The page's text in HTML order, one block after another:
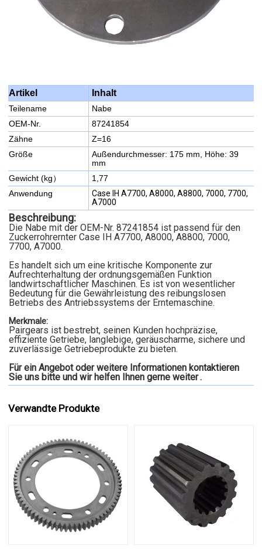
Artikel Inhalt
Teilename
Nabe
OEM-Nr.
87241854
Zähne
Z=16
Größe
Außendurchmesser: 175 mm, Höhe: 39
mm
Gewicht (kg）
1,77
Anwendung
Case IH A7700, A8000, A8800, 7000, 7700,
A7000
Beschreibung:
Die Nabe mit der OEM-Nr. 87241854 ist passend für den
Zuckerrohrernter Case IH A7700, A8000, A8800, 7000,
7700, A7000.
Es handelt sich um eine kritische Komponente zur
Aufrechterhaltung der ordnungsgemäßen Funktion
landwirtschaftlicher Maschinen. Es ist von wesentlicher
Bedeutung für die Gewährleistung des reibungslosen
Betriebs des Antriebssystems der Erntemaschine.
Merkmale:
Pairgears ist bestrebt, seinen Kunden hochpräzise,
effiziente Getriebe, langlebige, geräuscharme, sichere und
zuverlässige Getriebeprodukte zu bieten.
Für ein Angebot oder weitere Informationen kontaktieren
Sie uns bitte und wir helfen Ihnen gerne weiter.
Verwandte Produkte